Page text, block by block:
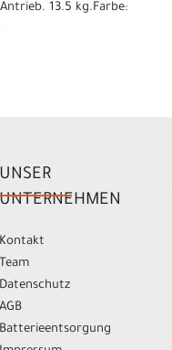
13.5 kg.Farbe:
UNSER
UNTERNEHMEN
Kontakt
Team
Datenschutz
AGB
Batterieentsorgung